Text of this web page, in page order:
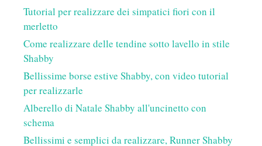
Tutorial per realizzare dei simpatici fiori con il
merletto
Come realizzare delle tendine sotto lavello in stile
Shabby
Bellissime borse estive Shabby, con video tutorial
per realizzarle
Alberello di Natale Shabby all'uncinetto con
schema
Bellissimi e semplici da realizzare, Runner Shabby